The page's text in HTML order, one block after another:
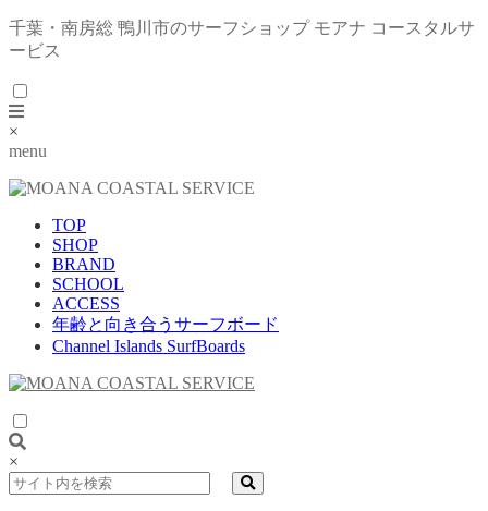
千葉・南房総 鴨川市のサーフショップ モアナ コースタルサ
ービス
×
menu
TOP
SHOP
BRAND
SCHOOL
ACCESS
年齢と向き合うサーフボード
Channel Islands SurfBoards
×